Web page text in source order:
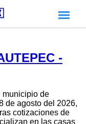
-
municipio de
de agosto del 2026,
cotizaciones de
en las casas